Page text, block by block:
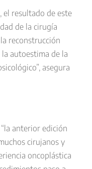
el resultado de este
de la cirugía
reconstrucción
autoestima de la
asegura
anterior edición
cirujanos y
oncoplástica